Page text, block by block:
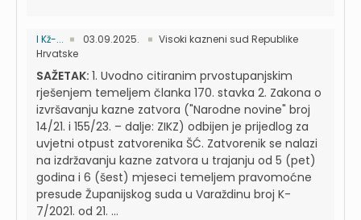
I Kž-... 03.09.2025.
Visoki kazneni sud Republike
Hrvatske
SAŽETAK: 1. Uvodno citiranim prvostupanjskim
rješenjem temeljem članka 170. stavka 2. Zakona o
izvršavanju kazne zatvora ("Narodne novine" broj
14/21. i 155/23. – dalje: ZIKZ) odbijen je prijedlog za
uvjetni otpust zatvorenika ŠĆ. Zatvorenik se nalazi
na izdržavanju kazne zatvora u trajanju od 5 (pet)
godina i 6 (šest) mjeseci temeljem pravomoćne
presude Županijskog suda u Varaždinu broj K-
7/2021. od 21. ...